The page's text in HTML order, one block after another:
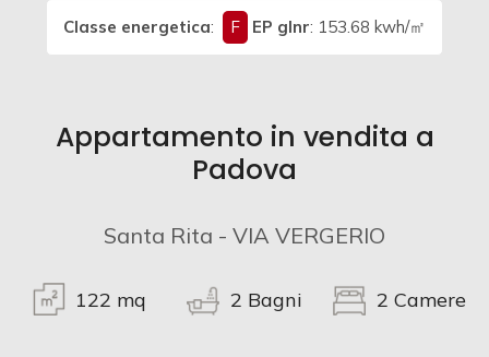
Classe energetica: F EP glnr: 153.68 kwh/㎡
Appartamento in vendita a
Padova
Santa Rita - VIA VERGERIO
122 mq 2 Bagni 2 Camere